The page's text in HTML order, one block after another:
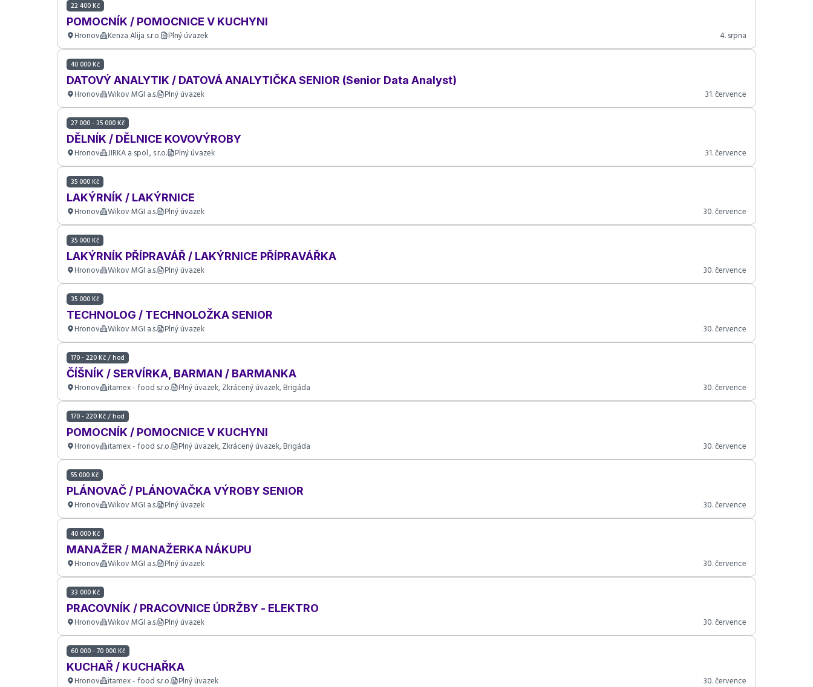
22 400 Kč
POMOCNÍK / POMOCNICE V KUCHYNI
Hronov Kenza Alija s.r.o. Plný úvazek 4. srpna
40 000 Kč
DATOVÝ ANALYTIK / DATOVÁ ANALYTIČKA SENIOR (Senior Data Analyst)
Hronov Wikov MGI a.s. Plný úvazek 31. července
27 000 - 35 000 Kč
DĚLNÍK / DĚLNICE KOVOVÝROBY
Hronov JIRKA a spol., s.r.o. Plný úvazek 31. července
35 000 Kč
LAKÝRNÍK / LAKÝRNICE
Hronov Wikov MGI a.s. Plný úvazek 30. července
35 000 Kč
LAKÝRNÍK PŘÍPRAVÁŘ / LAKÝRNICE PŘÍPRAVÁŘKA
Hronov Wikov MGI a.s. Plný úvazek 30. července
35 000 Kč
TECHNOLOG / TECHNOLOŽKA SENIOR
Hronov Wikov MGI a.s. Plný úvazek 30. července
170 - 220 Kč / hod
ČÍŠNÍK / SERVÍRKA, BARMAN / BARMANKA
Hronov itamex - food s.r.o. Plný úvazek, Zkrácený úvazek, Brigáda 30. července
170 - 220 Kč / hod
POMOCNÍK / POMOCNICE V KUCHYNI
Hronov itamex - food s.r.o. Plný úvazek, Zkrácený úvazek, Brigáda 30. července
55 000 Kč
PLÁNOVAČ / PLÁNOVAČKA VÝROBY SENIOR
Hronov Wikov MGI a.s. Plný úvazek 30. července
40 000 Kč
MANAŽER / MANAŽERKA NÁKUPU
Hronov Wikov MGI a.s. Plný úvazek 30. července
33 000 Kč
PRACOVNÍK / PRACOVNICE ÚDRŽBY - ELEKTRO
Hronov Wikov MGI a.s. Plný úvazek 30. července
60 000 - 70 000 Kč
KUCHAŘ / KUCHAŘKA
Hronov itamex - food s.r.o. Plný úvazek 30. července